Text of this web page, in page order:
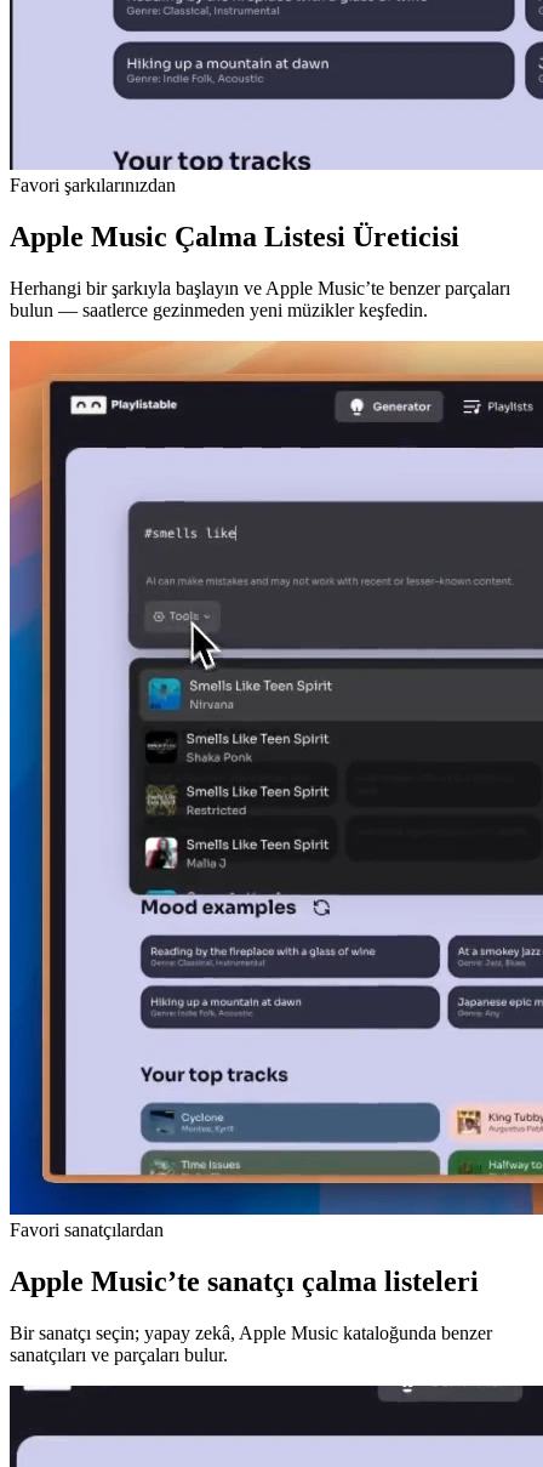
Favori şarkılarınızdan
Apple Music Çalma Listesi Üreticisi
Herhangi bir şarkıyla başlayın ve Apple Music’te benzer parçaları
bulun — saatlerce gezinmeden yeni müzikler keşfedin.
Favori sanatçılardan
Apple Music’te sanatçı çalma listeleri
Bir sanatçı seçin; yapay zekâ, Apple Music kataloğunda benzer
sanatçıları ve parçaları bulur.